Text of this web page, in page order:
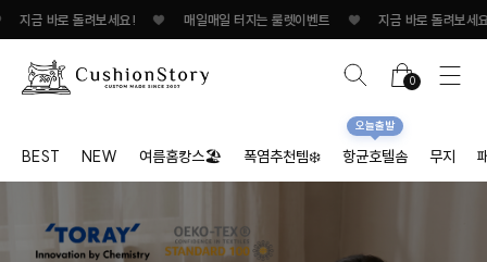
지금 바로 돌려보세요! ♥ 매일매일 터지는 룰렛이벤트 ♥ 지금 바로 돌려보세
0
BEST NEW 여름홈캉스🏖 폭염추천템❄️ 항균호텔솜
오늘출발
무지